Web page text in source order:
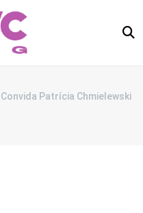
Patrícia Chmielewski